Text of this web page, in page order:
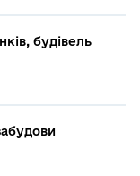
будівель